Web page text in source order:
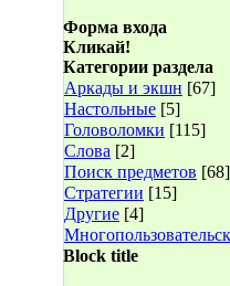
Форма входа
Кликай!
Категории раздела
Аркады и экшн [67]
Настольные [5]
Головоломки [115]
Слова [2]
Поиск предметов [68]
Стратегии [15]
Другие [4]
Block title